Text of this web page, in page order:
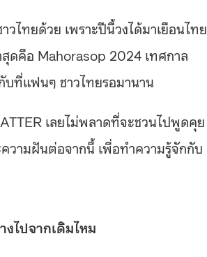
ทยด้วย เพราะปีนี้วงได้มาเยือนไทย
ดคือ Mahorasop 2024 เทศกาล
บที่แฟนๆ ชาวไทยรอมานาน
เลยไม่พลาดที่จะชวนไปพูดคุย
วามฝันต่อจากนี้ เพื่อทำความรู้จักกับ
ไปจากเดิมไหม